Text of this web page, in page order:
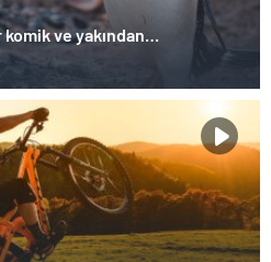
ve yakından